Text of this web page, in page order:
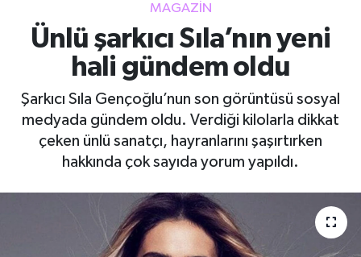
MAGAZIN
Ünlü şarkıcı Sıla’nın yeni
hali gündem oldu
Şarkıcı Sıla Gençoğlu’nun son görüntüsü sosyal
medyada gündem oldu. Verdiği kilolarla dikkat
çeken ünlü sanatçı, hayranlarını şaşırtırken
hakkında çok sayıda yorum yapıldı.